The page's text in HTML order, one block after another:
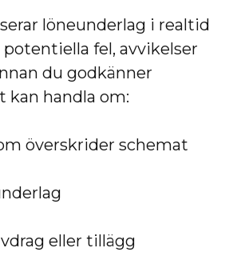
löneunderlag i realtid
fel, avvikelser
du godkänner
kan handla om:
överskrider schemat
eller tillägg